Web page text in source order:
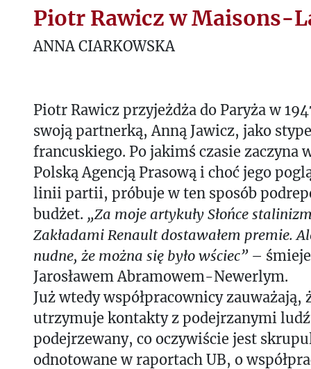
Piotr Rawicz w Maisons-
ANNA CIARKOWSKA
Piotr Rawicz przyjeżdża do Paryża w
swoją partnerką, Anną Jawicz, jako
francuskiego. Po jakimś czasie zaczyna
Polską Agencją Prasową i choć jego
linii partii, próbuje w ten sposób
budżet. „Za moje artykuły Słońce
Zakładami Renault dostawałem premie.
nudne, że można się było wściec”– śmieje
Jarosławem Abramowem-Newerlym.
Już wtedy współpracownicy zauważają,
utrzymuje kontakty z podejrzanymi
podejrzewany, co oczywiście jest
odnotowane w raportach UB, o